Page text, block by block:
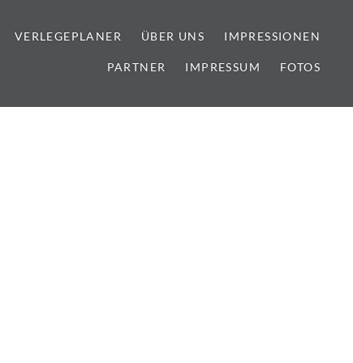
VERLEGEPLANER ÜBER UNS IMPRESSIONEN
PARTNER IMPRESSUM FOTOS